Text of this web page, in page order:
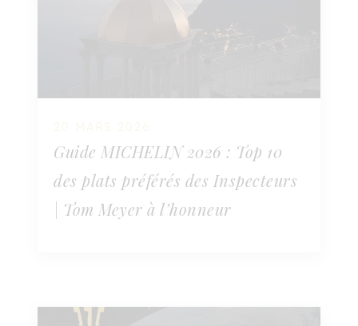
Guide MICHELIN 2026 : Top 10
des plats préférés des Inspecteurs
| Tom Meyer à l’honneur